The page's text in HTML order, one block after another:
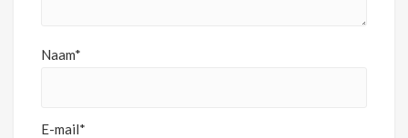
Naam*
E-mail*